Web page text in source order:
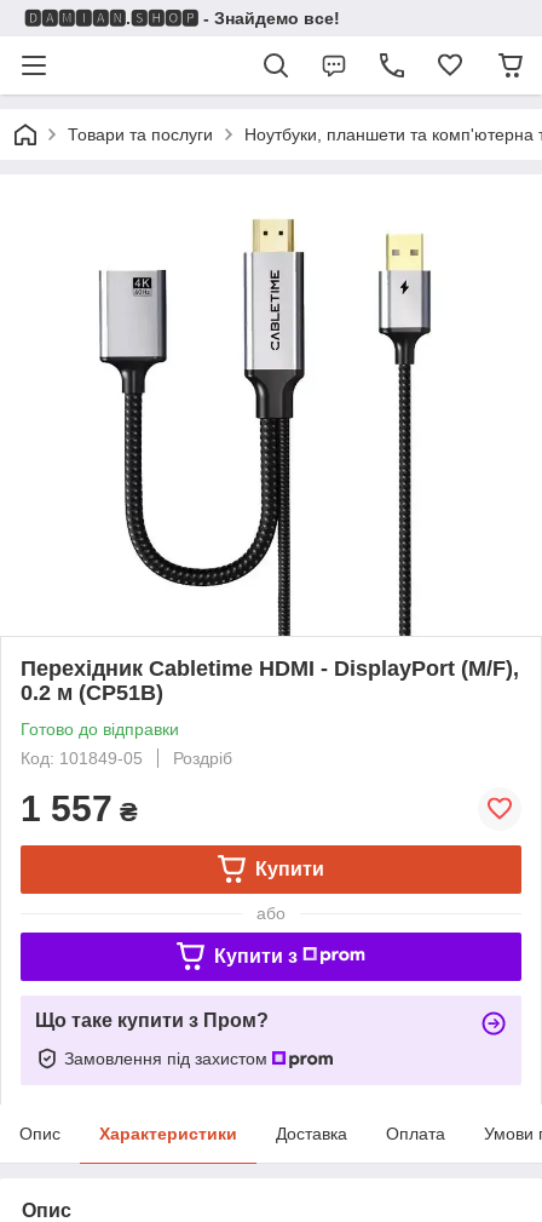
🅳🅰🅼🅸🅰🅽.🆂🅷🅾🅿 - Знайдемо все!
Товари та послуги Ноутбуки, планшети та комп'ютерна
Перехідник Cabletime HDMI - DisplayPort (M/F),
0.2 м (CP51B)
Готово до відправки
Код: 101849-05
Роздріб
1 557 ₴
Купити
або
Купити з
Що таке купити з Пром?
Замовлення під захистом
Опис Характеристики Доставка Оплата Умови
Опис